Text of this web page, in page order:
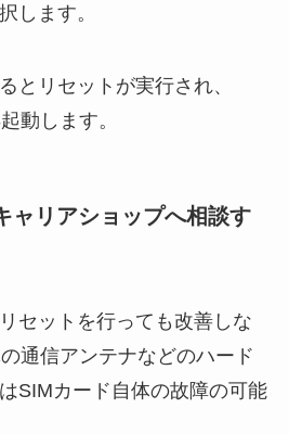
します。
とリセットが実行され、
動します。
ャリアショップへ相談す
セットを行っても改善しな
通信アンテナなどのハード
SIMカード自体の故障の可能